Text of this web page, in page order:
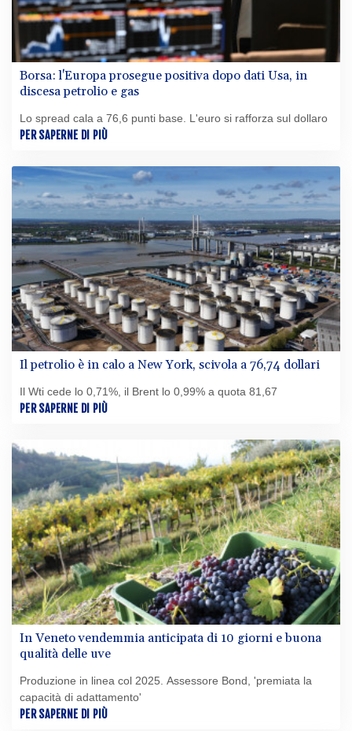
Borsa: l'Europa prosegue positiva dopo dati Usa, in
discesa petrolio e gas
Lo spread cala a 76,6 punti base. L'euro si rafforza sul dollaro
PER SAPERNE DI PIÙ
Il petrolio è in calo a New York, scivola a 76,74 dollari
Il Wti cede lo 0,71%, il Brent lo 0,99% a quota 81,67
PER SAPERNE DI PIÙ
In Veneto vendemmia anticipata di 10 giorni e buona
qualità delle uve
Produzione in linea col 2025. Assessore Bond, 'premiata la
capacità di adattamento'
PER SAPERNE DI PIÙ